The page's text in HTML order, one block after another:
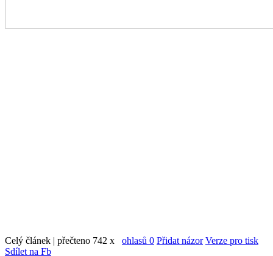
Celý článek | přečteno 742 x ohlasů 0 Přidat názor Verze pro tisk
Sdílet na Fb